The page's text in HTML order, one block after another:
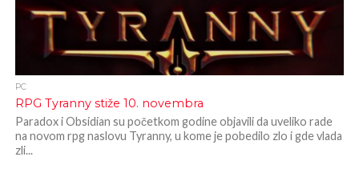
PC
RPG Tyranny stiže 10. novembra
Paradox i Obsidian su početkom godine objavili da uveliko rade
na novom rpg naslovu Tyranny, u kome je pobedilo zlo i gde vlada
zli...